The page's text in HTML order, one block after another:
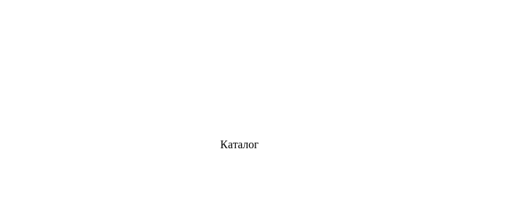
Каталог